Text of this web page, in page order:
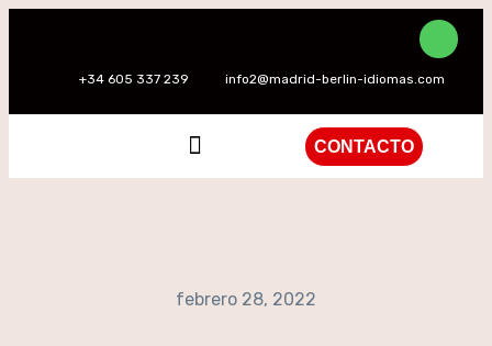
+34 605 337 239 info2@madrid-berlin-idiomas.com
CONTACTO
febrero 28, 2022